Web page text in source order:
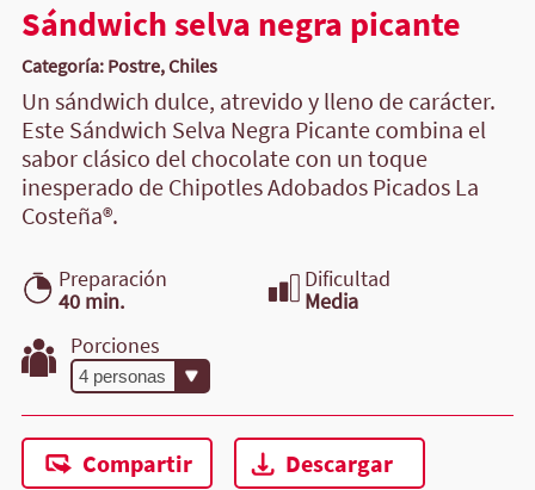
Sándwich selva negra picante
Categoría: Postre, Chiles
Un sándwich dulce, atrevido y lleno de carácter.
Este Sándwich Selva Negra Picante combina el
sabor clásico del chocolate con un toque
inesperado de Chipotles Adobados Picados La
Costeña®.
Preparación
40 min.
Dificultad
Media
Porciones
Compartir Descargar